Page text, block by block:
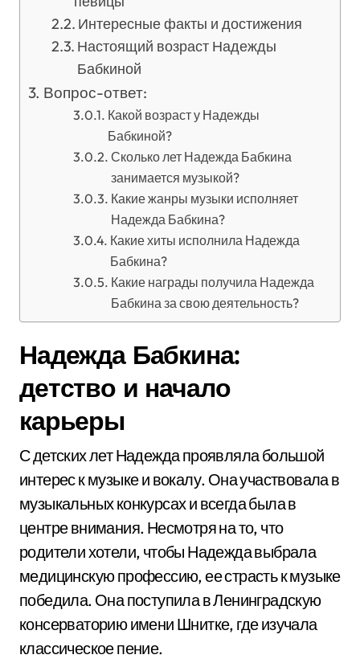
Интересные факты и достижения
Настоящий возраст Надежды
Бабкиной
Вопрос-ответ:
Какой возраст у Надежды
Бабкиной?
Сколько лет Надежда Бабкина
занимается музыкой?
Какие жанры музыки исполняет
Надежда Бабкина?
Какие хиты исполнила Надежда
Бабкина?
Какие награды получила Надежда
Бабкина за свою деятельность?
Надежда Бабкина:
детство и начало
карьеры
С детских лет Надежда проявляла большой
интерес к музыке и вокалу. Она участвовала в
музыкальных конкурсах и всегда была в
центре внимания. Несмотря на то, что
родители хотели, чтобы Надежда выбрала
медицинскую профессию, ее страсть к музыке
победила. Она поступила в Ленинградскую
консерваторию имени Шнитке, где изучала
классическое пение.